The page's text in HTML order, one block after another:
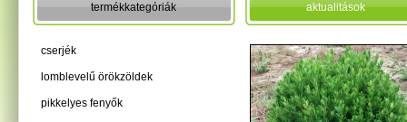
termékkategóriák
cserjék
lomblevelű örökzöldek
pikkelyes fenyők
aktualitások